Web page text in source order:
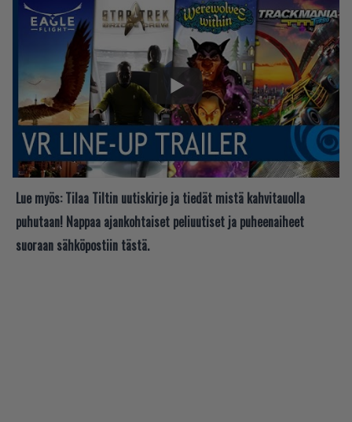
Lue myös: Tilaa Tiltin uutiskirje ja tiedät mistä kahvitauolla
puhutaan! Nappaa ajankohtaiset peliuutiset ja puheenaiheet
suoraan sähköpostiin tästä.